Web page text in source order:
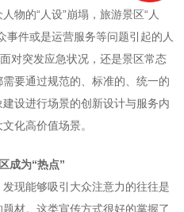
物的“人设”崩塌，旅游景区“人
事件或是运营服务等问题引起的人
对突发应急状况，还是景区常态
要通过规范的、标准的、统一的
设进行场景的创新设计与服务内
化高价值场景。
成为“热点”
现能够吸引大众注意力的往往是
材。这类宣传方式很好的掌握了